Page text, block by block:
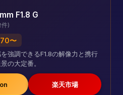
F1.8 G
件)
〜
強調できるF1.8の解像力と携行
の大定番。
楽天市場